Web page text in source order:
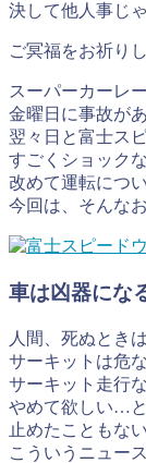
決して他人事じ
ご冥福をお祈り
スーパーカーレ
金曜日に事故が
翌々日と富士ス
すごくショックな
改めて運転につ
今回は、そんな
車は凶器にな
人間、死ぬとき
サーキットは危な
サーキット走行
やめて欲しい…
止めたこともな
こういうニュー